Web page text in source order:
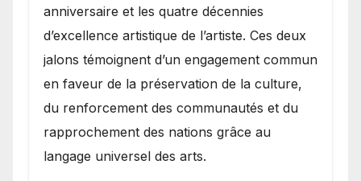
anniversaire et les quatre décennies
d’excellence artistique de l’artiste. Ces deux
jalons témoignent d’un engagement commun
en faveur de la préservation de la culture,
du renforcement des communautés et du
rapprochement des nations grâce au
langage universel des arts.